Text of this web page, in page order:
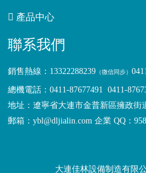
產品中心
聯系我們
銷售熱線：13322288239 （微信同步）
總機電話：0411-87677491 0411-
地址：遼寧省大連市金普新區擁政街
郵箱：ybl@dljialin.com企業 QQ：
大連佳林設備制造有限